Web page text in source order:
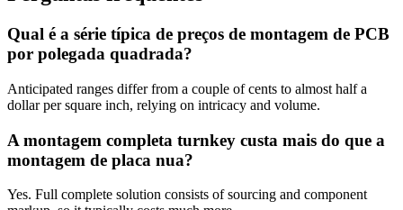
Qual é a série típica de preços de montagem de PCB
por polegada quadrada?
Anticipated ranges differ from a couple of cents to almost half a
dollar per square inch, relying on intricacy and volume.
A montagem completa turnkey custa mais do que a
montagem de placa nua?
Yes. Full complete solution consists of sourcing and component